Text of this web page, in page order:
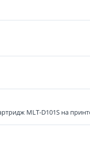
MLT-D101S на